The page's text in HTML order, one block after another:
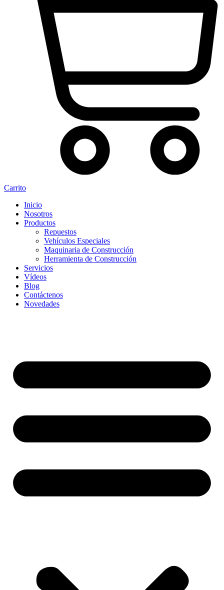
Carrito
Inicio
Nosotros
Productos
Repuestos
Vehículos Especiales
Maquinaria de Construcción
Herramienta de Construcción
Servicios
Vídeos
Blog
Contáctenos
Novedades